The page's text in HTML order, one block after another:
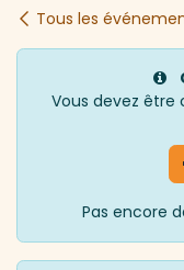
Tous les
Vous devez être
Pas encore